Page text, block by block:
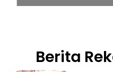
Berita